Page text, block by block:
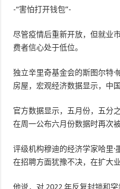
-“害怕打开钱包”-
尽管疫情后重新开放，但就业
费者信心处于低位。
独立辛里奇基金会的斯图尔特·
房屋，宏观经济数据显示，中
官方数据显示，五月份，五分
在周一公布六月份数据时再次被
评级机构穆迪的经济学家哈里·
在招聘方面犹豫不决，在扩大
他说，对 2022 年反复封锁和